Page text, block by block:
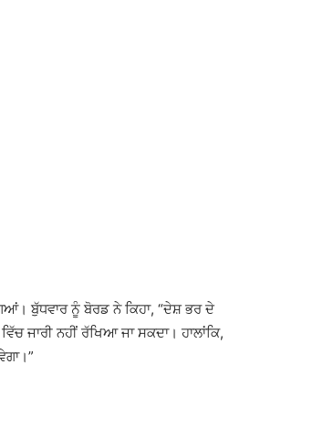
ਬੁੱਧਵਾਰ ਨੂੰ ਬੋਰਡ ਨੇ ਕਿਹਾ, “ਦੇਸ਼ ਭਰ ਦੇ
ਜਾਰੀ ਨਹੀਂ ਰੱਖਿਆ ਜਾ ਸਕਦਾ। ਹਾਲਾਂਕਿ,